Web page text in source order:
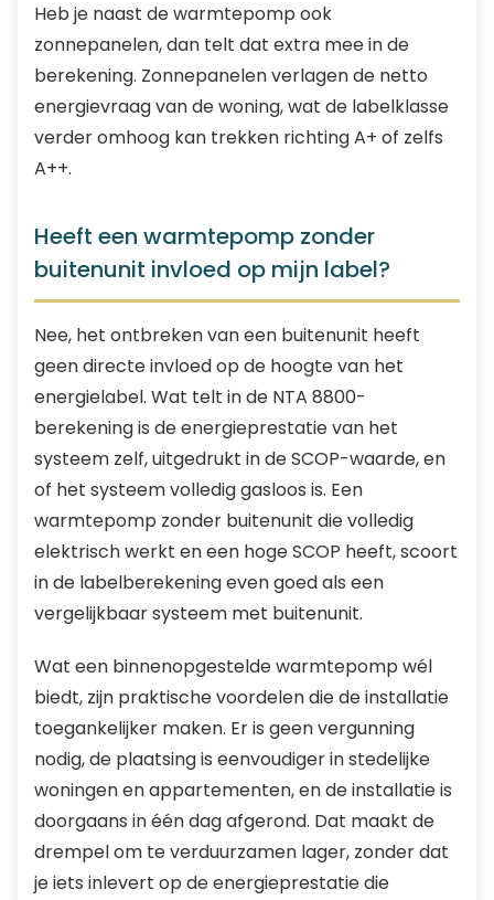
Heb je naast de warmtepomp ook
zonnepanelen, dan telt dat extra mee in de
berekening. Zonnepanelen verlagen de netto
energievraag van de woning, wat de labelklasse
verder omhoog kan trekken richting A+ of zelfs
A++.
Heeft een warmtepomp zonder
buitenunit invloed op mijn label?
Nee, het ontbreken van een buitenunit heeft
geen directe invloed op de hoogte van het
energielabel. Wat telt in de NTA 8800-
berekening is de energieprestatie van het
systeem zelf, uitgedrukt in de SCOP-waarde, en
of het systeem volledig gasloos is. Een
warmtepomp zonder buitenunit die volledig
elektrisch werkt en een hoge SCOP heeft, scoort
in de labelberekening even goed als een
vergelijkbaar systeem met buitenunit.
Wat een binnenopgestelde warmtepomp wél
biedt, zijn praktische voordelen die de installatie
toegankelijker maken. Er is geen vergunning
nodig, de plaatsing is eenvoudiger in stedelijke
woningen en appartementen, en de installatie is
doorgaans in één dag afgerond. Dat maakt de
drempel om te verduurzamen lager, zonder dat
je iets inlevert op de energieprestatie die